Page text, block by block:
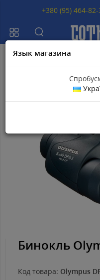
Язык магазина
Бинокль
Код товара: Olympus
+380 (95) 464-82-